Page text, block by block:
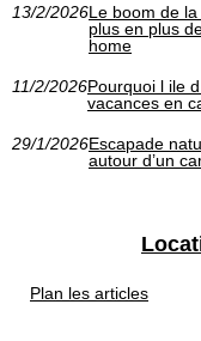
13/2/2026Le boom de
plus en plus
home
11/2/2026Pourquoi l ile
vacances en
29/1/2026Escapade
autour d’un
Plan les articles